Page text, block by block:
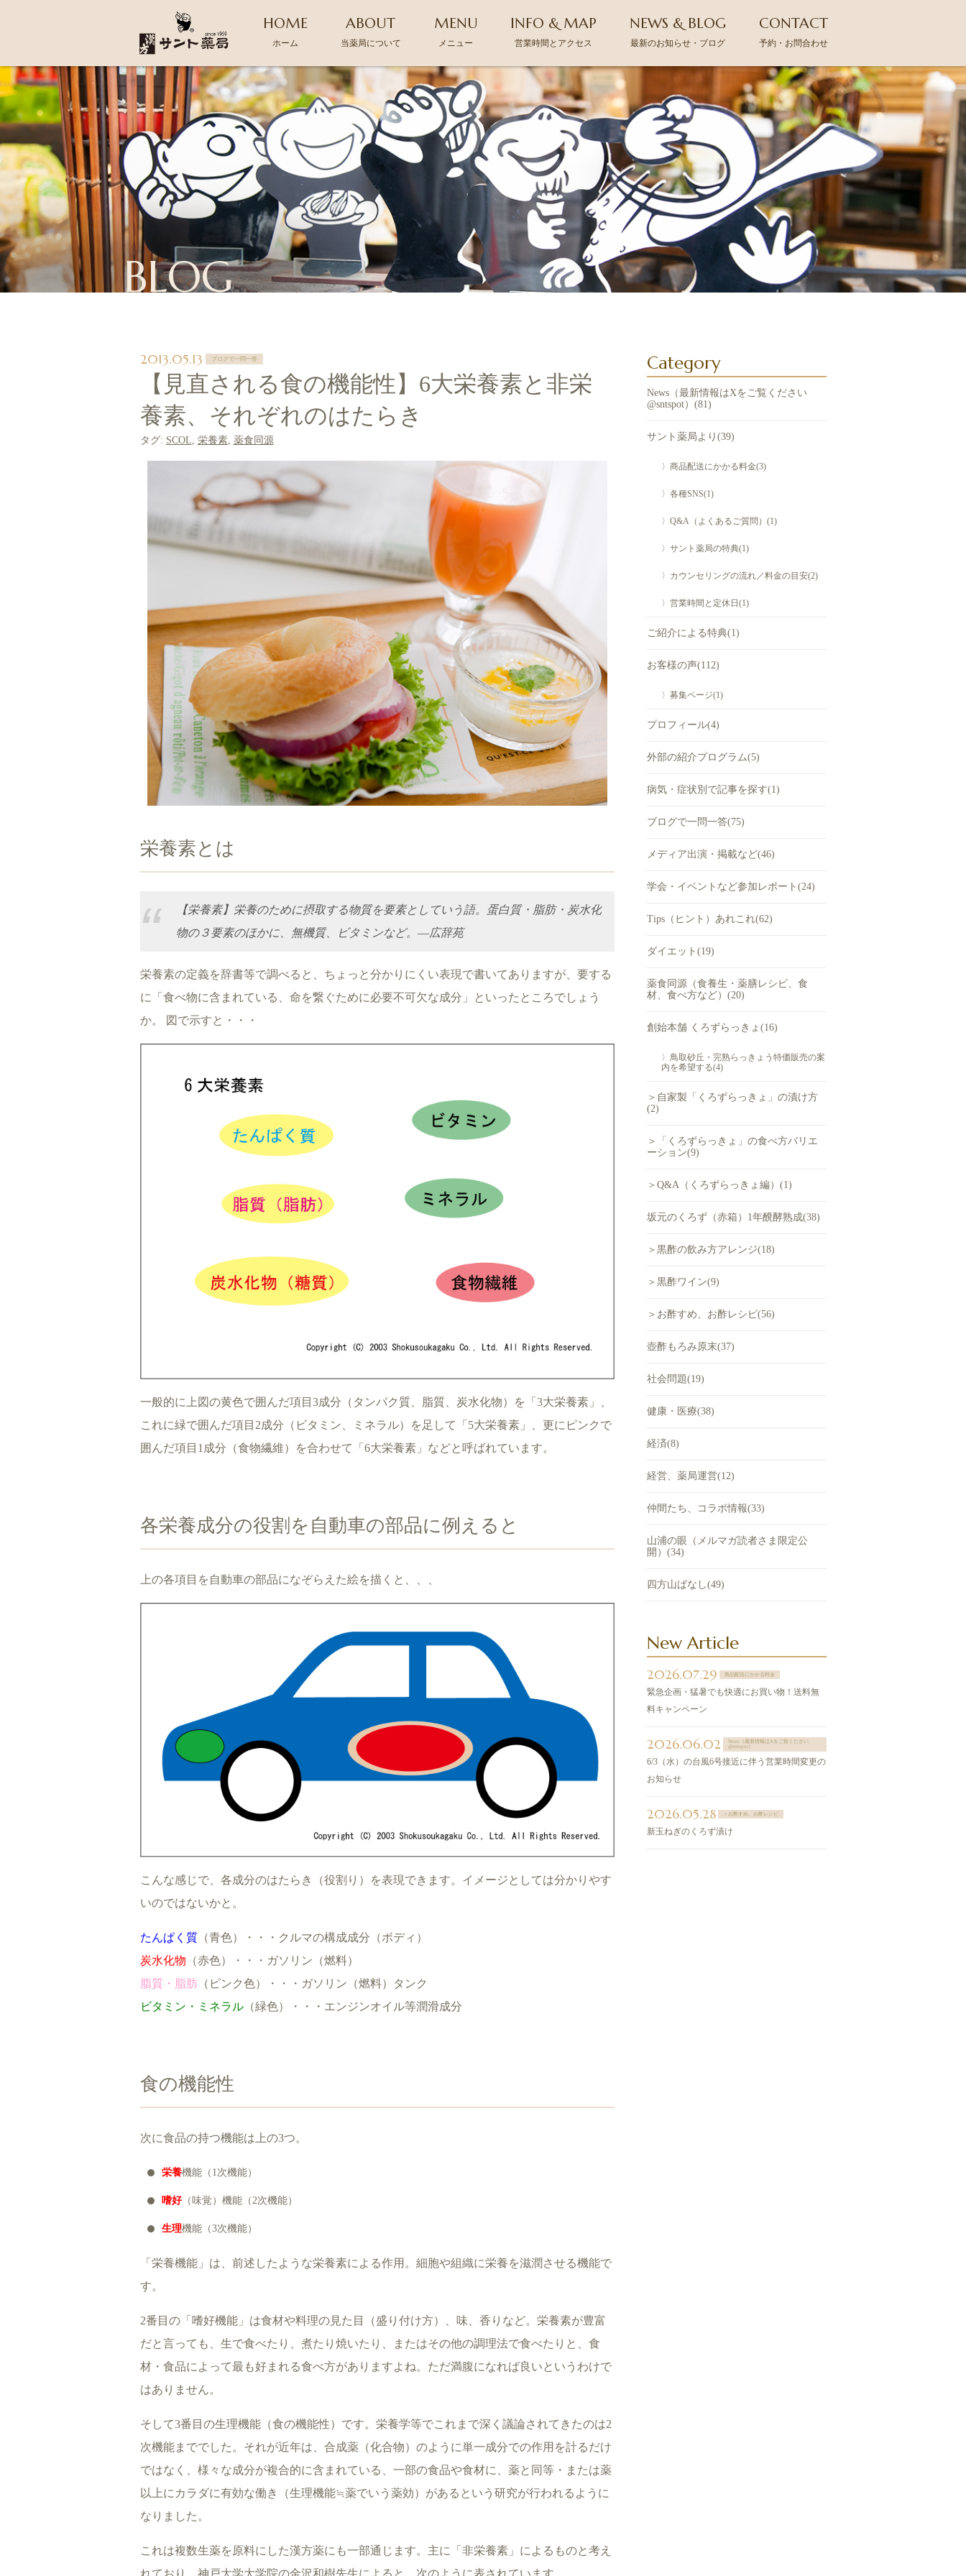
HOME
ホーム
ABOUT
当薬局について
MENU
メニュー
INFO & MAP
営業時間とアクセス
NEWS & BLOG
最新のお知らせ・ブログ
CONTACT
予約・お問合わせ
BLOG
2013.05.13 ブログで一問一答
【見直される食の機能性】6大栄養素と非栄
養素、それぞれのはたらき
タグ: SCOL, 栄養素, 薬食同源
栄養素とは
【栄養素】栄養のために摂取する物質を要素としていう語。蛋白質・脂肪・炭水化
物の３要素のほかに、無機質、ビタミンなど。―広辞苑
栄養素の定義を辞書等で調べると、ちょっと分かりにくい表現で書いてありますが、要する
に「食べ物に含まれている、命を繋ぐために必要不可欠な成分」といったところでしょう
か。 図で示すと・・・
一般的に上図の黄色で囲んだ項目3成分（タンパク質、脂質、炭水化物）を「3大栄養素」、
これに緑で囲んだ項目2成分（ビタミン、ミネラル）を足して「5大栄養素」、更にピンクで
囲んだ項目1成分（食物繊維）を合わせて「6大栄養素」などと呼ばれています。
各栄養成分の役割を自動車の部品に例えると
上の各項目を自動車の部品になぞらえた絵を描くと、、、
こんな感じで、各成分のはたらき（役割り）を表現できます。イメージとしては分かりやす
いのではないかと。
たんぱく質（青色）・・・クルマの構成成分（ボディ）
炭水化物 （赤色）・・・ガソリン（燃料）
脂質・脂肪（ピンク色）・・・ガソリン（燃料）タンク
ビタミン・ミネラル（緑色）・・・エンジンオイル等潤滑成分
食の機能性
次に食品の持つ機能は上の3つ。
栄養機能（1次機能）
嗜好（味覚）機能（2次機能）
生理機能（3次機能）
「栄養機能」は、前述したような栄養素による作用。細胞や組織に栄養を滋潤させる機能で
す。
2番目の「嗜好機能」は食材や料理の見た目（盛り付け方）、味、香りなど。栄養素が豊富
だと言っても、生で食べたり、煮たり焼いたり、またはその他の調理法で食べたりと、食
材・食品によって最も好まれる食べ方がありますよね。ただ満腹になれば良いというわけで
はありません。
そして3番目の生理機能（食の機能性）です。栄養学等でこれまで深く議論されてきたのは2
次機能まででした。それが近年は、合成薬（化合物）のように単一成分での作用を計るだけ
ではなく、様々な成分が複合的に含まれている、一部の食品や食材に、薬と同等・または薬
以上にカラダに有効な働き（生理機能≒薬でいう薬効）があるという研究が行われるように
なりました。
これは複数生薬を原料にした漢方薬にも一部通じます。主に「非栄養素」によるものと考え
Category
News（最新情報はXをご覧ください
@sntspot）(81)
サント薬局より(39)
〉商品配送にかかる料金(3)
〉各種SNS(1)
〉Q&A（よくあるご質問）(1)
〉サント薬局の特典(1)
〉カウンセリングの流れ／料金の目安(2)
〉営業時間と定休日(1)
ご紹介による特典(1)
お客様の声(112)
〉募集ページ(1)
プロフィール(4)
外部の紹介プログラム(5)
病気・症状別で記事を探す(1)
ブログで一問一答(75)
メディア出演・掲載など(46)
学会・イベントなど参加レポート(24)
Tips（ヒント）あれこれ(62)
ダイエット(19)
薬食同源（食養生・薬膳レシピ、食
材、食べ方など）(20)
創始本舗 くろずらっきょ(16)
〉鳥取砂丘・完熟らっきょう特価販売の案
内を希望する(4)
＞自家製「くろずらっきょ」の漬け方
(2)
＞「くろずらっきょ」の食べ方バリエ
ーション(9)
＞Q&A（くろずらっきょ編）(1)
坂元のくろず（赤箱）1年醗酵熟成(38)
＞黒酢の飲み方アレンジ(18)
＞黒酢ワイン(9)
＞お酢すめ、お酢レシピ(56)
壺酢もろみ原末(37)
社会問題(19)
健康・医療(38)
経済(8)
経営、薬局運営(12)
仲間たち、コラボ情報(33)
山浦の眼（メルマガ読者さま限定公
開）(34)
四方山ばなし(49)
New Article
2026.07.29 商品配送にかかる料金
緊急企画・猛暑でも快適にお買い物！送料無
料キャンペーン
2026.06.02
News（最新情報はXをご覧ください
@sntspot）
6/3（水）の台風6号接近に伴う営業時間変更の
お知らせ
2026.05.28 ＞お酢すめ、お酢レシピ
新玉ねぎのくろず漬け